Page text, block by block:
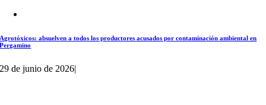
Agrotóxicos: absuelven a todos los productores acusados por contaminación ambiental en
Pergamino
29 de junio de 2026|